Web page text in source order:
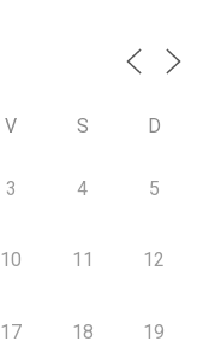
V S D
3 4 5
10 11 12
17 18 19